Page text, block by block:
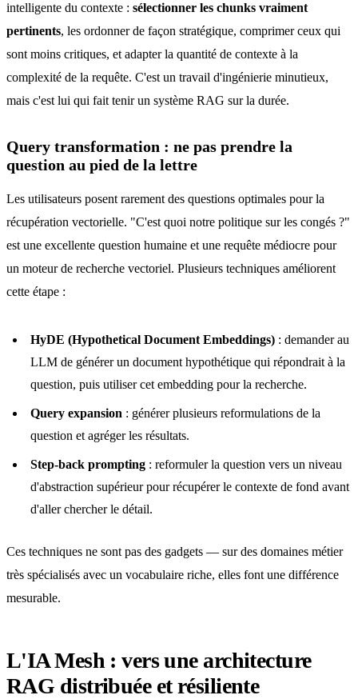
intelligente du contexte : sélectionner les chunks vraiment
pertinents, les ordonner de façon stratégique, comprimer ceux qui
sont moins critiques, et adapter la quantité de contexte à la
complexité de la requête. C'est un travail d'ingénierie minutieux,
mais c'est lui qui fait tenir un système RAG sur la durée.
Query transformation : ne pas prendre la
question au pied de la lettre
Les utilisateurs posent rarement des questions optimales pour la
récupération vectorielle. "C'est quoi notre politique sur les congés ?"
est une excellente question humaine et une requête médiocre pour
un moteur de recherche vectoriel. Plusieurs techniques améliorent
cette étape :
HyDE (Hypothetical Document Embeddings): demander au
LLM de générer un document hypothétique qui répondrait à la
question, puis utiliser cet embedding pour la recherche.
Query expansion : générer plusieurs reformulations de la
question et agréger les résultats.
Step-back prompting: reformuler la question vers un niveau
d'abstraction supérieur pour récupérer le contexte de fond avant
d'aller chercher le détail.
Ces techniques ne sont pas des gadgets — sur des domaines métier
très spécialisés avec un vocabulaire riche, elles font une différence
mesurable.
L'IA Mesh : vers une architecture
RAG distribuée et résiliente